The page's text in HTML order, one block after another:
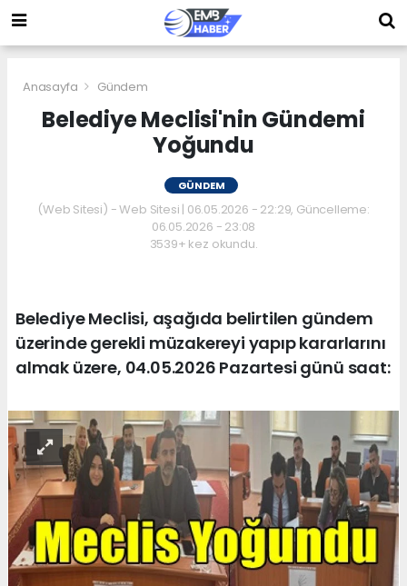
Anasayfa Gündem
Belediye Meclisi'nin Gündemi
Yoğundu
GÜNDEM
(Web Sitesi) - Web Sitesi | 06.05.2026 - 22:29, Güncelleme:
06.05.2026 - 23:08
3539+ kez okundu.
Belediye Meclisi, aşağıda belirtilen gündem
üzerinde gerekli müzakereyi yapıp kararlarını
almak üzere, 04.05.2026 Pazartesi günü saat: